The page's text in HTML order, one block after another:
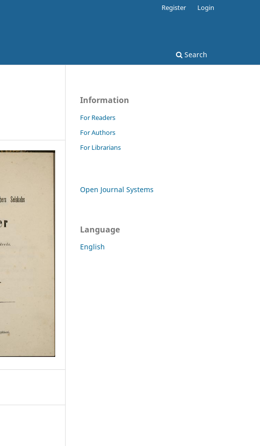
Search
Register Login
Information
For Readers
For Authors
For Librarians
Open Journal Systems
Language
English